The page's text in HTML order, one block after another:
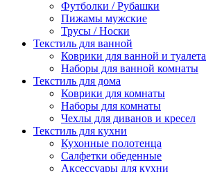
Футболки / Рубашки
Пижамы мужские
Трусы / Носки
Текстиль для ванной
Коврики для ванной и туалета
Наборы для ванной комнаты
Текстиль для дома
Коврики для комнаты
Наборы для комнаты
Чехлы для диванов и кресел
Текстиль для кухни
Кухонные полотенца
Салфетки обеденные
Аксессуары для кухни